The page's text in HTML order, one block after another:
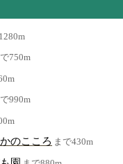
750m
990m
のこころ まで430m